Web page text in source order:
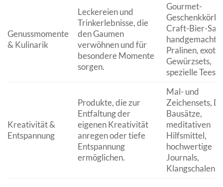
Genussmomente
& Kulinarik
Leckereien und
Trinkerlebnisse, die
den Gaumen
verwöhnen und für
besondere Momente
sorgen.
Gourmet-
Craft-Bier-
handgemachte
Pralinen,
Gewürzsets,
spezielle
Kreativität &
Entspannung
Produkte, die zur
Entfaltung der
eigenen Kreativität
anregen oder tiefe
Entspannung
ermöglichen.
Mal- und
Zeichensets,
Bausätze,
meditativen
Hilfsmittel,
hochwertige
Journals,
Klangschalen